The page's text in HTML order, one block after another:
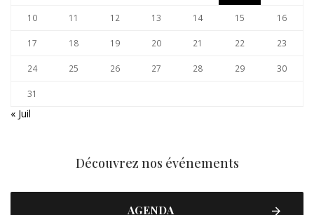
10 11 12 13 14 15 16
17 18 19 20 21 22 23
24 25 26 27 28 29 30
31
« Juil
Découvrez nos événements
AGENDA